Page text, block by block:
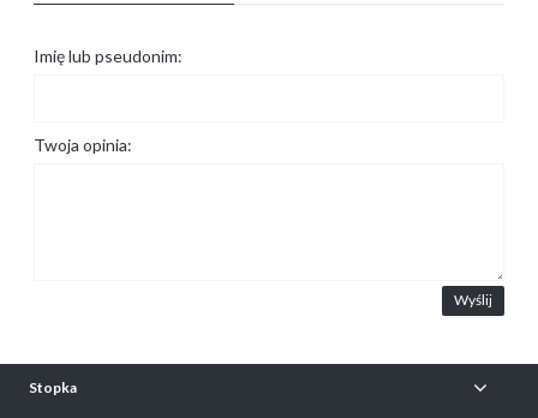
Imię lub pseudonim:
Twoja opinia:
Wyślij
Stopka